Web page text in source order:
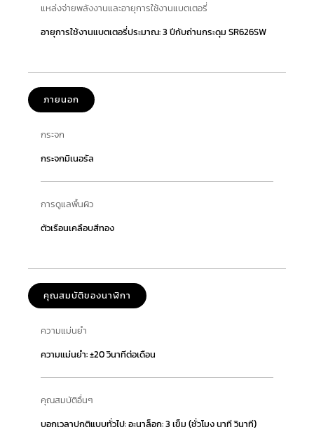
แหล่งจ่ายพลังงานและอายุการใช้งานแบตเตอรี่
อายุการใช้งานแบตเตอรี่ประมาณ: 3 ปีกับถ่านกระดุม SR626SW
ภายนอก
กระจก
กระจกมิเนอรัล
การดูแลพื้นผิว
ตัวเรือนเคลือบสีทอง
คุณสมบัติของนาฬิกา
ความแม่นยำ
ความแม่นยำ: ±20 วินาทีต่อเดือน
คุณสมบัติอื่นๆ
บอกเวลาปกติแบบทั่วไป: อะนาล็อก: 3 เข็ม (ชั่วโมง นาที วินาที)